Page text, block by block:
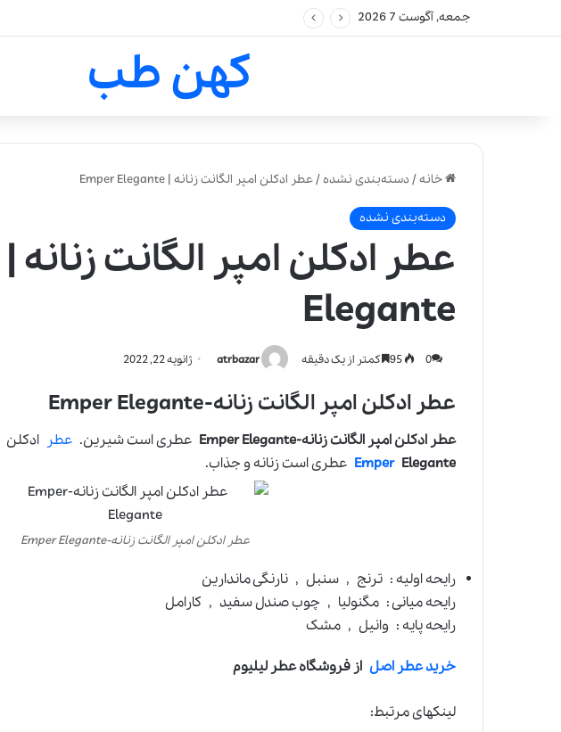
جمعه, آگوست 7 2026
کهن طب
خانه/دسته‌بندی نشده/عطر ادکلن امپر الگانت زنانه | Emper Elegante
دسته‌بندی نشده
Elegante
atrbazar ژانویه 22, 2022 0 کمتر از یک دقیقه
عطر ادکلن امپر الگانت زنانه-Emper Elegante
عطر ادکلن امپر الگانت زنانه-Emper Elegante عطری است شیرین. عطر ادکلن
EmperElegante عطری است زنانه و جذاب.
عطر ادکلن امپر الگانت زنانه-Emper Elegante
رایحه اولیه : ترنج , سنبل , نارنگی ماندارین
رایحه میانی : مگنولیا , چوب صندل سفید , کارامل
رایحه پایه : وانیل , مشک
خرید عطر اصل از فروشگاه عطر لیلیوم
لینکهای مرتبط: